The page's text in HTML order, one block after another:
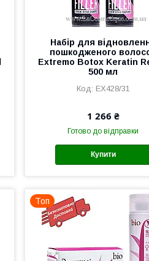
Набір для
пошкодженого
Extremo Botox Keratin
500 мл
EX428/31
1 266 ₴
Готово до відправки
Купити
Топ